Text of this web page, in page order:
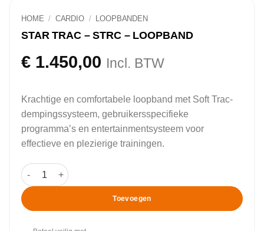
HOME / CARDIO / LOOPBANDEN
STAR TRAC – STRC – LOOPBAND
€1.450,00 Incl. BTW
Krachtige en comfortabele loopband met Soft Trac-
dempingssysteem, gebruikersspecifieke
programma’s en entertainmentsysteem voor
effectieve en plezierige trainingen.
Star Trac - STRC - Loopband aantal
Toevoegen